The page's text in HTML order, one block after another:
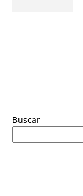
Buscar